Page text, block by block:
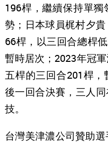
196桿，繼續保持單
勢；日本球員梶村夕
66桿，以三回合總桿
暫時居次；2023年冠
五桿的三回合201桿
後一回合決賽，三人
技。
台灣美津濃公司贊助